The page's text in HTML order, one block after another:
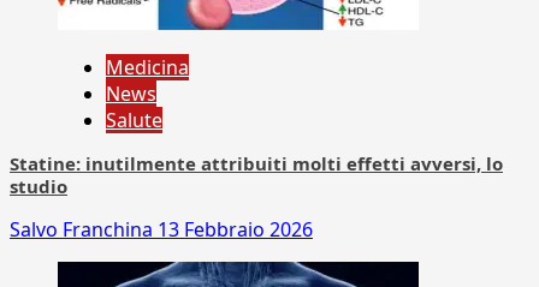
Medicina
News
Salute
Statine: inutilmente attribuiti molti effetti avversi, lo
studio
Salvo Franchina 13 Febbraio 2026